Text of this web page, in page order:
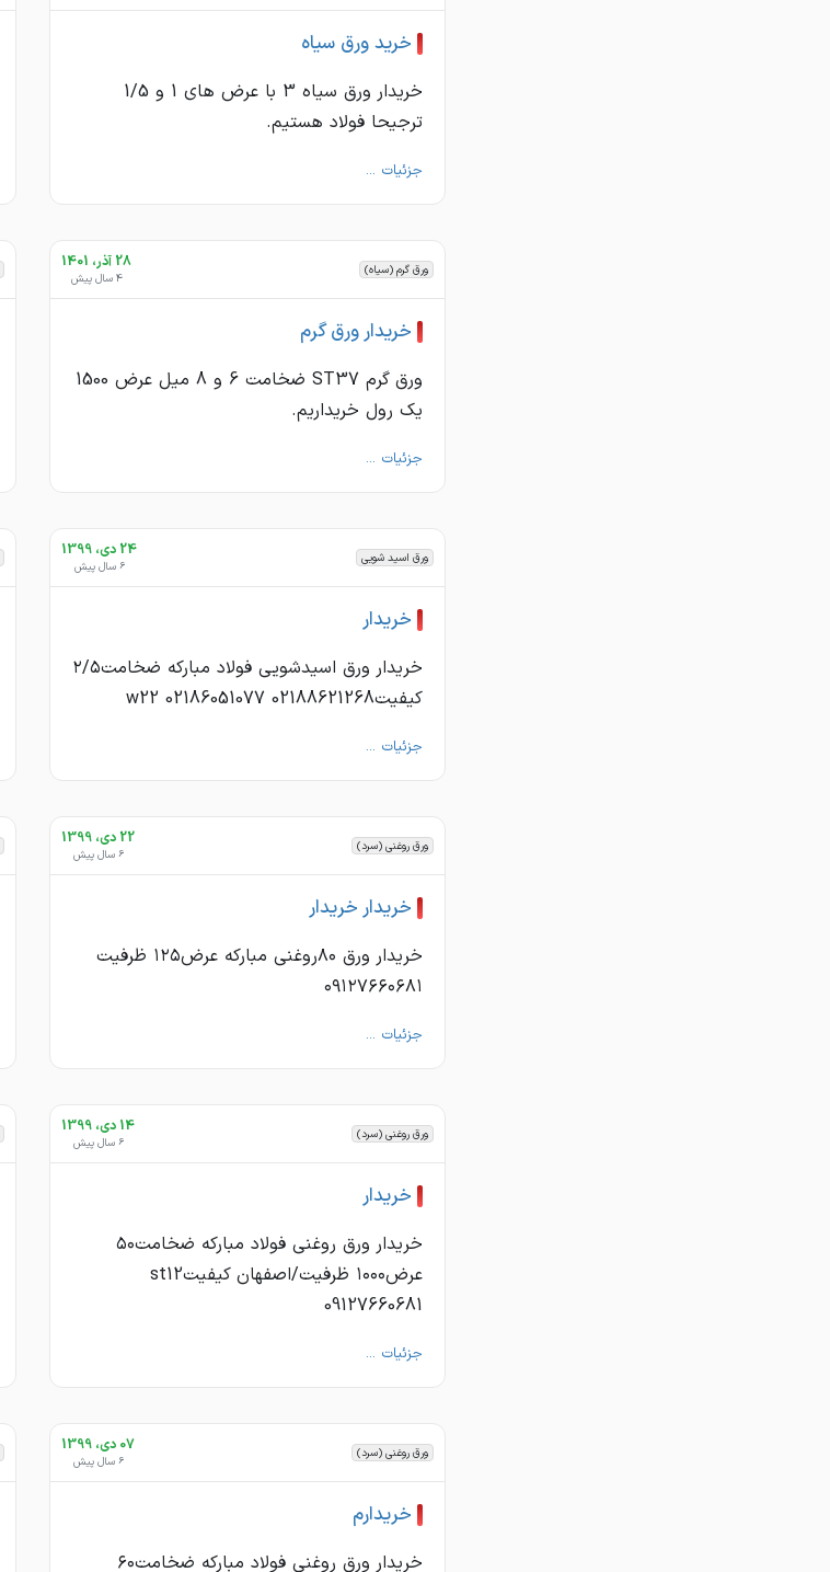
خرید ورق سیاه
خریدار ورق سیاه 3 با عرض های 1 و 1/5
ترجیحا فولاد هستیم.
جزئیات ...
ورق گرم (سیاه) 28 آذر، 1401
4 سال پیش
خریدار ورق گرم
ورق گرم ST37 ضخامت 6 و 8 میل عرض 1500
یک رول خریداریم.
جزئیات ...
ورق اسید شویی 24 دی، 1399
6 سال پیش
خريدار
خريدار ورق اسيدشويى فولاد مباركه ضخامت٢/٥
كيفيتw22 02186051077 02188621268
جزئیات ...
ورق روغنی (سرد) 22 دی، 1399
6 سال پیش
خريدار خريدار
خريدار ورق ٨٠روغنى مباركه عرض١٢٥ ظرفيت
٠٩١٢٧٦٦٠٦٨١
جزئیات ...
ورق روغنی (سرد) 14 دی، 1399
6 سال پیش
خريدار
خريدار ورق روغنى فولاد مباركه ضخامت٥٠
عرض١٠٠٠ ظرفيت/اصفهان كيفيتst12
09127660681
جزئیات ...
ورق روغنی (سرد) 07 دی، 1399
6 سال پیش
خريدارم
خريدار ورق روغنى فولاد مباركه ضخامت٦٠